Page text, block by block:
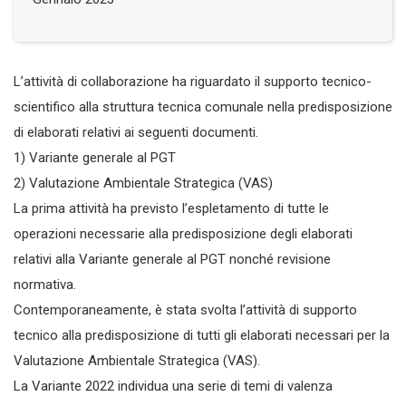
L’attività di collaborazione ha riguardato il supporto tecnico-
scientifico alla struttura tecnica comunale nella predisposizione
di elaborati relativi ai seguenti documenti.
1) Variante generale al PGT
2) Valutazione Ambientale Strategica (VAS)
La prima attività ha previsto l’espletamento di tutte le
operazioni necessarie alla predisposizione degli elaborati
relativi alla Variante generale al PGT nonché revisione
normativa.
Contemporaneamente, è stata svolta l’attività di supporto
tecnico alla predisposizione di tutti gli elaborati necessari per la
Valutazione Ambientale Strategica (VAS).
La Variante 2022 individua una serie di temi di valenza